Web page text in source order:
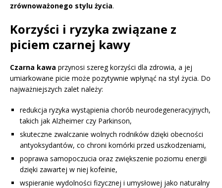
zrównoważonego stylu życia.
Korzyści i ryzyka związane z
piciem czarnej kawy
Czarna kawa przynosi szereg korzyści dla zdrowia, a jej
umiarkowane picie może pozytywnie wpłynąć na styl życia. Do
najważniejszych zalet należy:
redukcja ryzyka wystąpienia chorób neurodegeneracyjnych,
takich jak Alzheimer czy Parkinson,
skuteczne zwalczanie wolnych rodników dzięki obecności
antyoksydantów, co chroni komórki przed uszkodzeniami,
poprawa samopoczucia oraz zwiększenie poziomu energii
dzięki zawartej w niej kofeinie,
wspieranie wydolności fizycznej i umysłowej jako naturalny